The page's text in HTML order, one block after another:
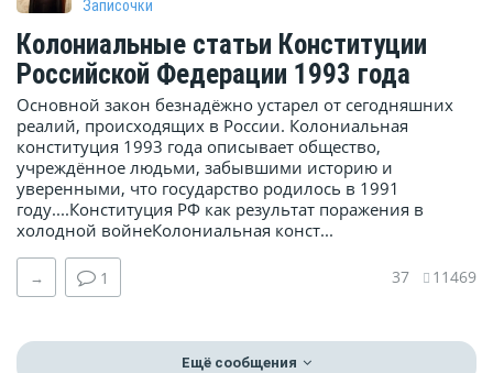
Записочки
Колониальные статьи Конституции
Российской Федерации 1993 года
Основной закон безнадёжно устарел от сегодняшних
реалий, происходящих в России. Колониальная
конституция 1993 года описывает общество,
учреждённое людьми, забывшими историю и
уверенными, что государство родилось в 1991
году....Конституция РФ как результат поражения в
холодной войнеКолониальная конст...
→ 1 37 11469
Ещё сообщения